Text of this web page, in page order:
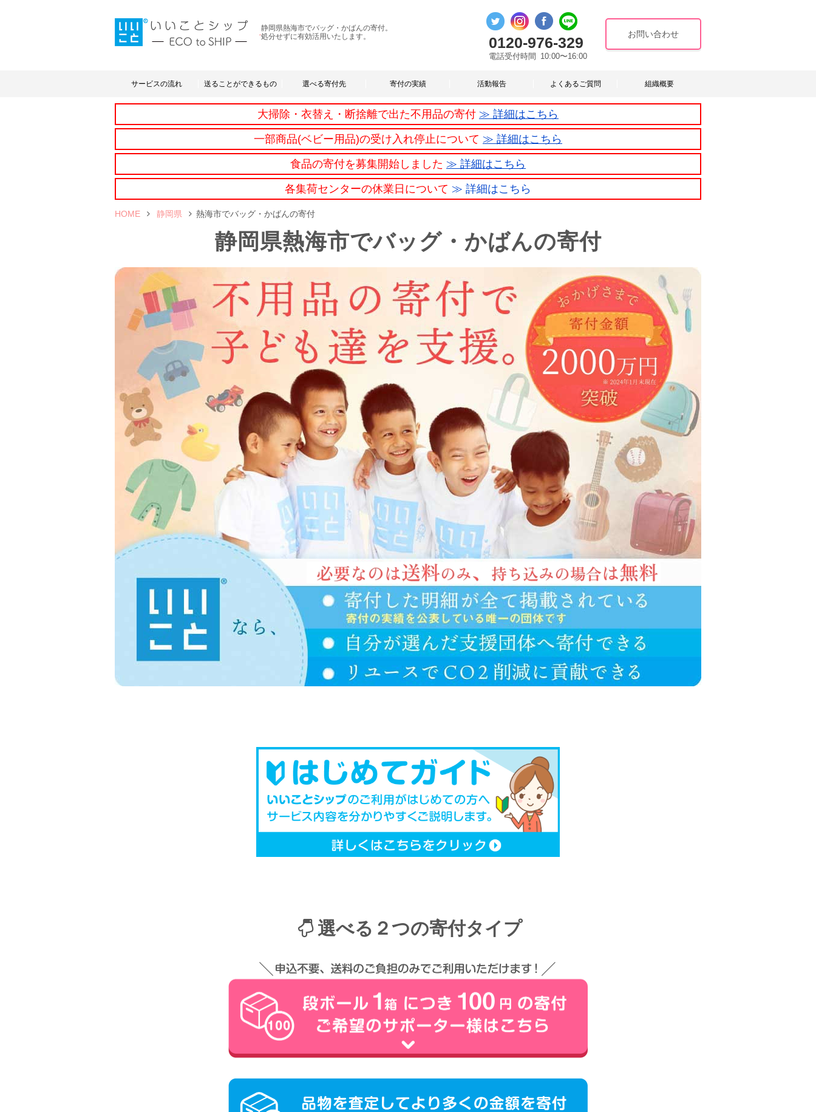
静岡県熱海市でバッグ・かばんの寄付。
処分せずに有効活用いたします。
0120-976-329
電話受付時間 10:00〜16:00
お問い合わせ
サービスの流れ 送ることができるもの 選べる寄付先 寄付の実績 活動報告 よくあるご質問 組織概要
大掃除・衣替え・断捨離で出た不用品の寄付 ≫ 詳細はこちら
一部商品(ベビー用品)の受け入れ停止について ≫ 詳細はこちら
食品の寄付を募集開始しました ≫ 詳細はこちら
各集荷センターの休業日について ≫ 詳細はこちら
HOME 静岡県 熱海市でバッグ・かばんの寄付
静岡県熱海市でバッグ・かばんの寄付
選べる２つの寄付タイプ